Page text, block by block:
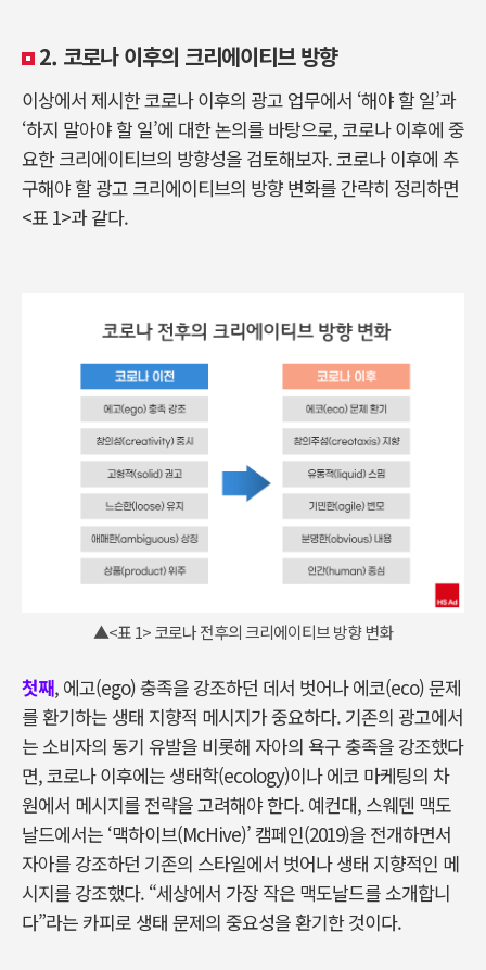
2. 코로나 이후의 크리에이티브 방향
이상에서 제시한 코로나 이후의 광고 업무에서 ‘해야 할 일’과
‘하지 말아야 할 일’에 대한 논의를 바탕으로, 코로나 이후에 중
요한 크리에이티브의 방향성을 검토해보자. 코로나 이후에 추
구해야 할 광고 크리에이티브의 방향 변화를 간략히 정리하면
<표 1>과 같다.
▲<표 1> 코로나 전후의 크리에이티브 방향 변화
첫째, 에고(ego) 충족을 강조하던 데서 벗어나 에코(eco) 문제
를 환기하는 생태 지향적 메시지가 중요하다. 기존의 광고에서
는 소비자의 동기 유발을 비롯해 자아의 욕구 충족을 강조했다
면, 코로나 이후에는 생태학(ecology)이나 에코 마케팅의 차
원에서 메시지를 전략을 고려해야 한다. 예컨대, 스웨덴 맥도
날드에서는 ‘맥하이브(McHive)’ 캠페인(2019)을 전개하면서
자아를 강조하던 기존의 스타일에서 벗어나 생태 지향적인 메
시지를 강조했다. “세상에서 가장 작은 맥도날드를 소개합니
다”라는 카피로 생태 문제의 중요성을 환기한 것이다.